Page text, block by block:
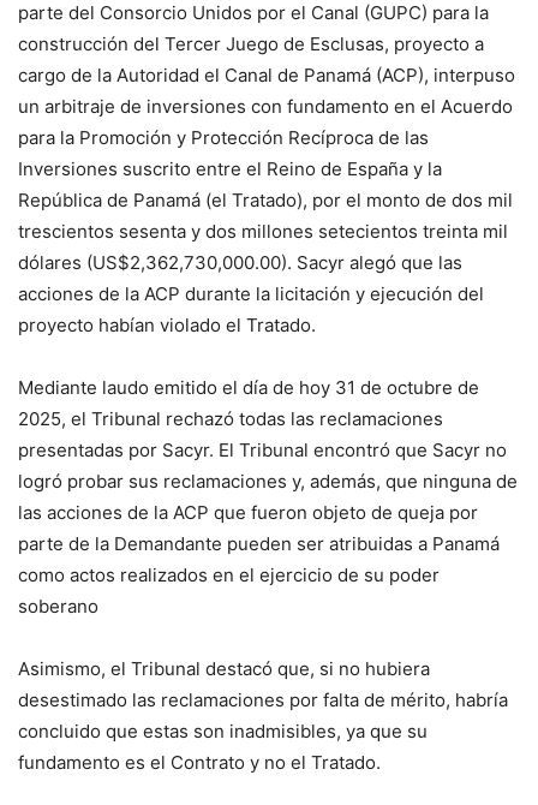
parte del Consorcio Unidos por el Canal (GUPC) para la
construcción del Tercer Juego de Esclusas, proyecto a
cargo de la Autoridad el Canal de Panamá (ACP), interpuso
un arbitraje de inversiones con fundamento en el Acuerdo
para la Promoción y Protección Recíproca de las
Inversiones suscrito entre el Reino de España y la
República de Panamá (el Tratado), por el monto de dos mil
trescientos sesenta y dos millones setecientos treinta mil
dólares (US$2,362,730,000.00). Sacyr alegó que las
acciones de la ACP durante la licitación y ejecución del
proyecto habían violado el Tratado.
Mediante laudo emitido el día de hoy 31 de octubre de
2025, el Tribunal rechazó todas las reclamaciones
presentadas por Sacyr. El Tribunal encontró que Sacyr no
logró probar sus reclamaciones y, además, que ninguna de
las acciones de la ACP que fueron objeto de queja por
parte de la Demandante pueden ser atribuidas a Panamá
como actos realizados en el ejercicio de su poder
soberano
Asimismo, el Tribunal destacó que, si no hubiera
desestimado las reclamaciones por falta de mérito, habría
concluido que estas son inadmisibles, ya que su
fundamento es el Contrato y no el Tratado.